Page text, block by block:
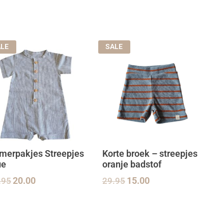
Streepjes
20.00
SALE
Korte broek – streepjes
oranje badstof
29.95 15.00